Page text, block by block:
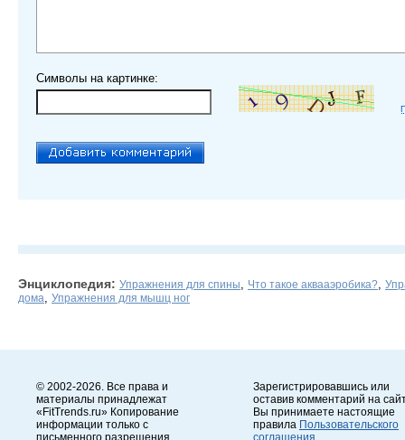
Символы на картинке:
Энциклопедия: Упражнения для спины Что такое аквааэробика?
дома
Упражнения для мышц ног
© 2002-2026. Все права и
материалы принадлежат
«FitTrends.ru» Копирование
информации только с
письменного разрешения
Зарегистрировавшись или
оставив комментарий на
Вы принимаете настоящие
правила Пользовательского
соглашения